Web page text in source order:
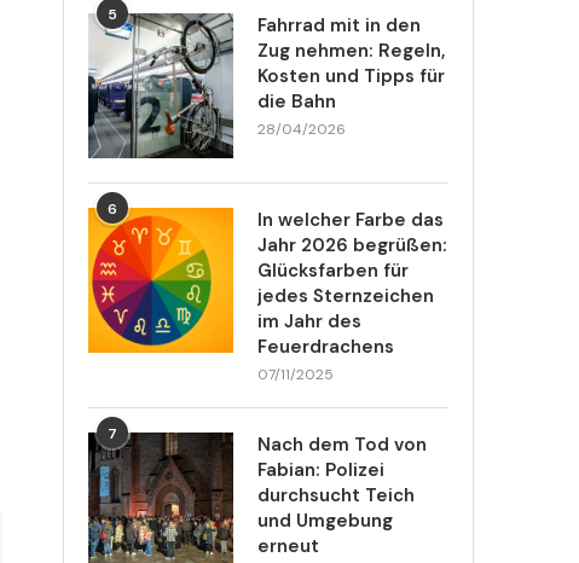
5
Fahrrad mit in den
Zug nehmen: Regeln,
Kosten und Tipps für
die Bahn
28/04/2026
6
In welcher Farbe das
Jahr 2026 begrüßen:
Glücksfarben für
jedes Sternzeichen
im Jahr des
Feuerdrachens
07/11/2025
7
Nach dem Tod von
Fabian: Polizei
durchsucht Teich
und Umgebung
erneut